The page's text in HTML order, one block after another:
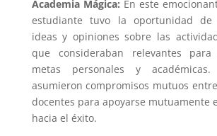
Academia Mágica: En este
estudiante tuvo la oportunidad de
ideas y opiniones sobre las
que consideraban relevantes
metas personales y
asumieron compromisos mutuos
docentes para apoyarse mutuamente
hacia el éxito.